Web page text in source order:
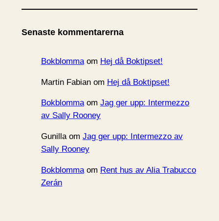
k
v
Senaste kommentarerna
Bokblommaom Hej då Boktipset!
Martin Fabianom Hej då Boktipset!
Bokblommaom Jag ger upp: Intermezzo
av Sally Rooney
Gunillaom Jag ger upp: Intermezzo av
Sally Rooney
Bokblommaom Rent hus av Alia Trabucco
Zerán